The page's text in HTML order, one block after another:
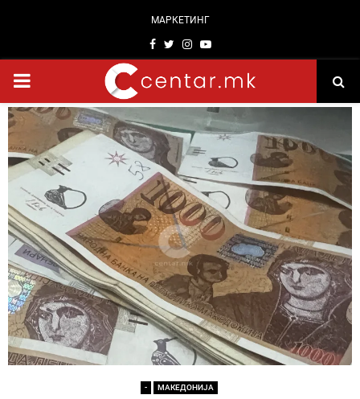
МАРКЕТИНГ
Facebook
TwitterInstagram
Youtube
PRIMARY
MENU
- МАКЕДОНИЈА